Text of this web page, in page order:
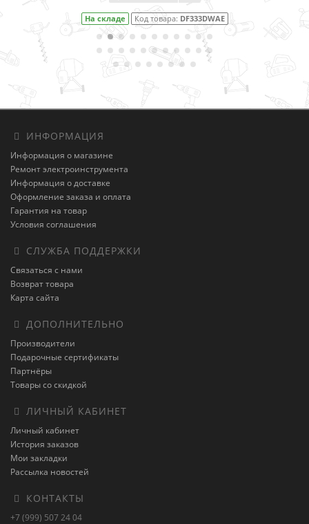
На складе Код товара: DF333DWAE
ИНФОРМАЦИЯ
Информация о магазине
Ремонт электроинструмента
Информация о доставке
Оформление заказа и оплата
Гарантия на товар
Условия соглашения
СЛУЖБА ПОДДЕРЖКИ
Связаться с нами
Возврат товара
Карта сайта
ДОПОЛНИТЕЛЬНО
Производители
Подарочные сертификаты
Партнёры
Товары со скидкой
ЛИЧНЫЙ КАБИНЕТ
Личный кабинет
История заказов
Мои закладки
Рассылка новостей
КОНТАКТЫ
+7 (999) 507 24 04